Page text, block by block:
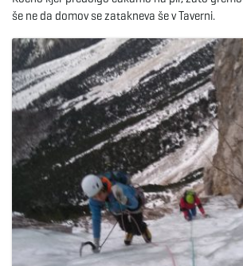
še ne da domov se zatakneva še v Taverni.